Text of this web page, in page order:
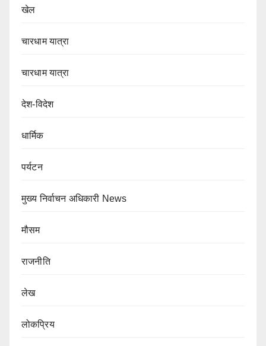
खेल
चारधाम यात्रा
चारधाम यात्रा
देश-विदेश
धार्मिक
पर्यटन
मुख्य निर्वाचन अधिकारी News
मौसम
राजनीति
लेख
लोकप्रिय